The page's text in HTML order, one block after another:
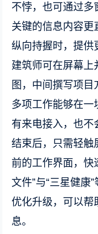
不悖，也可通过多
关键的信息内容更
纵向持握时，提供
建筑师可在屏幕上
图，中间撰写项
多项工作能够在一
有来电接入，也不
结束后，只需轻触
前的工作界面，快
文件”与“三星健康
优化升级，可以帮
息。